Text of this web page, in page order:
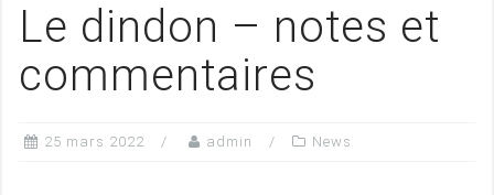
Le dindon – notes et
commentaires
25 mars 2022 admin News